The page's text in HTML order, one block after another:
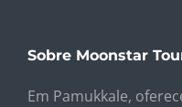
Sobre Moonstar
Em Pamukkale,